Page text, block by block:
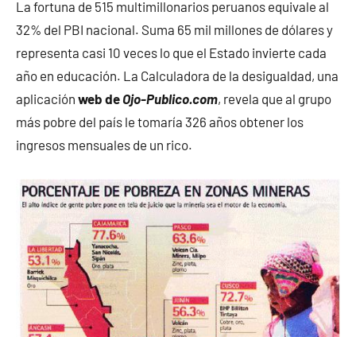
La fortuna de 515 multimillonarios peruanos equivale al
32% del PBI nacional. Suma 65 mil millones de dólares y
representa casi 10 veces lo que el Estado invierte cada
año en educación. La Calculadora de la desigualdad, una
aplicación web de Ojo-Publico.com, revela que al grupo
más pobre del país le tomaría 326 años obtener los
ingresos mensuales de un rico.